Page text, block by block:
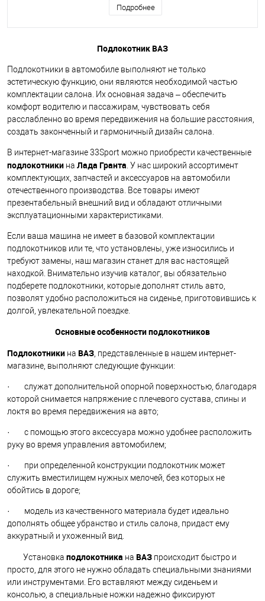
Подробнее
Подлокотник ВАЗ
Подлокотники в автомобиле выполняют не только
эстетическую функцию, они являются необходимой частью
комплектации салона. Их основная задача – обеспечить
комфорт водителю и пассажирам, чувствовать себя
расслабленно во время передвижения на большие расстояния,
создать законченный и гармоничный дизайн салона.
В интернет-магазине 33Sport можно приобрести качественные
подлокотники на Лада Гранта . У нас широкий ассортимент
комплектующих, запчастей и аксессуаров на автомобили
отечественного производства. Все товары имеют
презентабельный внешний вид и обладают отличными
эксплуатационными характеристиками.
Если ваша машина не имеет в базовой комплектации
подлокотников или те, что установлены, уже износились и
требуют замены, наш магазин станет для вас настоящей
находкой. Внимательно изучив каталог, вы обязательно
подберете подлокотники, которые дополнят стиль авто,
позволят удобно расположиться на сиденье, приготовившись к
долгой, увлекательной поездке.
Основные особенности подлокотников
Подлокотники на ВАЗ , представленные в нашем интернет-
магазине, выполняют следующие функции:
· служат дополнительной опорной поверхностью, благодаря
которой снимается напряжение с плечевого сустава, спины и
локтя во время передвижения на авто;
· с помощью этого аксессуара можно удобнее расположить
руку во время управления автомобилем;
· при определенной конструкции подлокотник может
служить вместилищем нужных мелочей, без которых не
обойтись в дороге;
· модель из качественного материала будет идеально
дополнять общее убранство и стиль салона, придаст ему
аккуратный и ухоженный вид.
Установка подлокотника на ВАЗ происходит быстро и
просто, для этого не нужно обладать специальными знаниями
или инструментами. Его вставляют между сиденьем и
консолью, а специальные ножки надежно фиксируют